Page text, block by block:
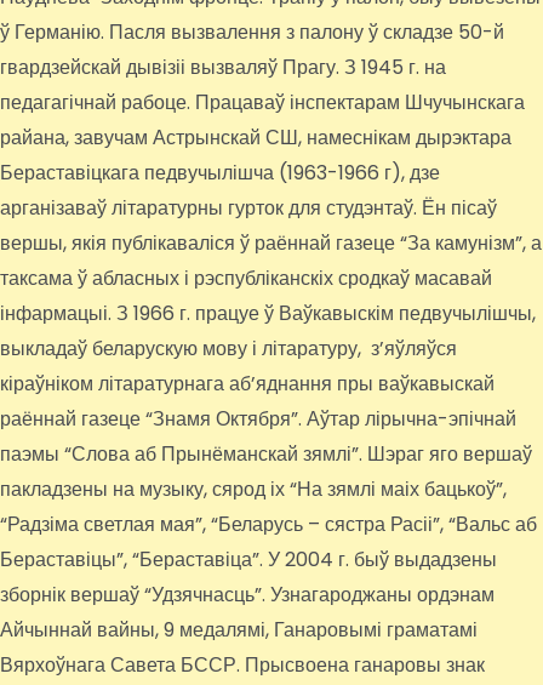
ў Германію. Пасля вызвалення з палону ў складзе 50-й
гвардзейскай дывізіі вызваляў Прагу. З 1945 г. на
педагагічнай рабоце. Працаваў інспектарам Шчучынскага
райана, завучам Астрынскай СШ, намеснікам дырэктара
Бераставіцкага педвучылішча (1963-1966 г), дзе
арганізаваў літаратурны гурток для студэнтаў. Ён пісаў
вершы, якія публікаваліся ў раённай газеце “За камунізм”, а
таксама ў абласных і рэспубліканскіх сродкаў масавай
інфармацыі. З 1966 г. працуе ў Ваўкавыскім педвучылішчы,
выкладаў беларускую мову і літаратуру, з’яўляўся
кіраўніком літаратурнага аб’яднання пры ваўкавыскай
раённай газеце “Знамя Октября”. Аўтар лірычна-эпічнай
паэмы “Слова аб Прынёманскай зямлі”. Шэраг яго вершаў
пакладзены на музыку, сярод іх “На зямлі маіх бацькоў”,
“Радзіма светлая мая”, “Беларусь – сястра Расіі”, “Вальс аб
Бераставіцы”, “Бераставіца”. У 2004 г. быў выдадзены
зборнік вершаў “Удзячнасць”. Узнагароджаны ордэнам
Айчыннай вайны, 9 медалямі, Ганаровымі граматамі
Вярхоўнага Савета БССР. Прысвоена ганаровы знак